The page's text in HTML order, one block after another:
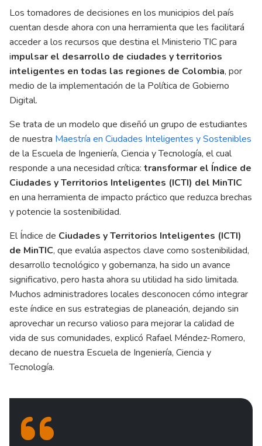
Los tomadores de decisiones en los municipios del país
cuentan desde ahora con una herramienta que les facilitará
acceder a los recursos que destina el Ministerio TIC para
impulsar el desarrollo de ciudades y territorios
inteligentes en todas las regiones de Colombia, por
medio de la implementación de la Política de Gobierno
Digital.
Se trata de un modelo que diseñó un grupo de estudiantes
de nuestra Maestría en Ciudades Inteligentes y Sostenibles
de la Escuela de Ingeniería, Ciencia y Tecnología, el cual
responde a una necesidad crítica: transformar el Índice de
Ciudades y Territorios Inteligentes (ICTI) del MinTIC
en una herramienta de impacto práctico que reduzca brechas
y potencie la sostenibilidad.
El Índice de Ciudades y Territorios Inteligentes (ICTI)
de MinTIC, que evalúa aspectos clave como sostenibilidad,
desarrollo tecnológico y gobernanza, ha sido un avance
significativo, pero hasta ahora su utilidad ha sido limitada.
Muchos administradores locales desconocen cómo integrar
este índice en sus estrategias de planeación, dejando sin
aprovechar un recurso valioso para mejorar la calidad de
vida de sus comunidades, explicó Rafael Méndez-Romero,
decano de nuestra Escuela de Ingeniería, Ciencia y
Tecnología.